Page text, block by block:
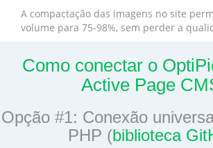
A compactação das imagens no site
volume para 75-98%, sem perder a
Como conectar o
Active Page
Opção #1: Conexão
PHP (biblioteca